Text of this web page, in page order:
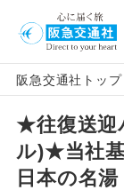
阪急交通社トップ
★往復送迎
ル)★当社
日本の名
アイコン
添乗員同行
「価格変動型
価格変動
航空会社